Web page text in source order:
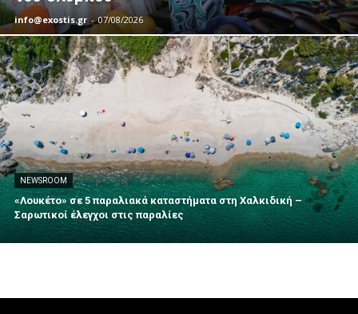
info@exostis.gr - 07/08/2026
NEWSROOM
«Λουκέτο» σε 5 παραλιακά καταστήματα στη Χαλκιδική –
Σαρωτικοί έλεγχοι στις παραλίες